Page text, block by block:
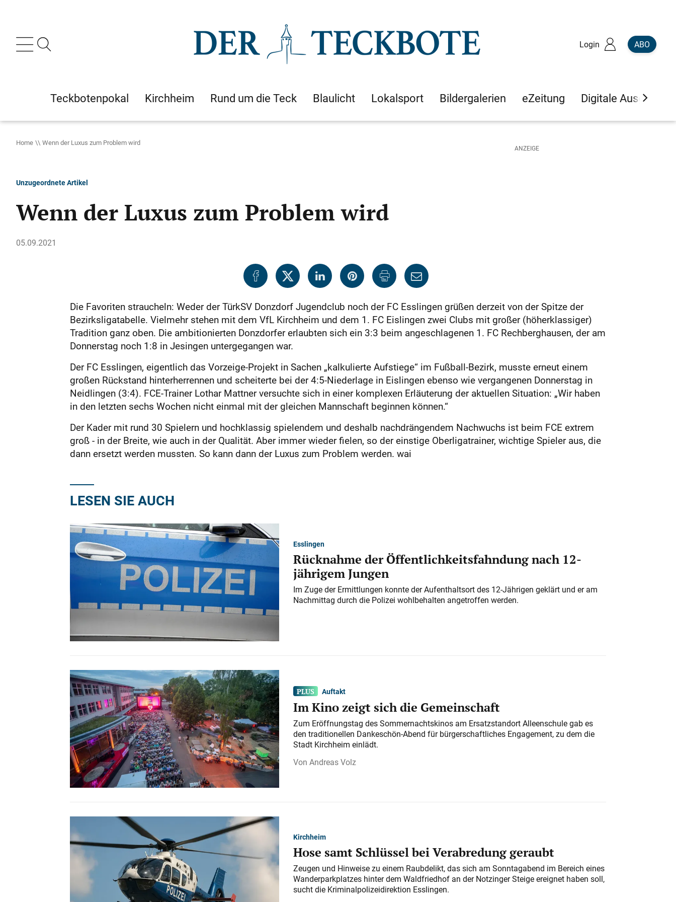
Login ABO
Teckbotenpokal Kirchheim Rund um die Teck Blaulicht Lokalsport Bildergalerien eZeitung Digitale Ausgaben
Home Wenn der Luxus zum Problem wird
Unzugeordnete Artikel
Wenn der Luxus zum Problem wird
05.09.2021
Die Favoriten straucheln: Weder der TürkSV Donzdorf Jugendclub noch der FC Esslingen grüßen derzeit von der Spitze der
Bezirksligatabelle. Vielmehr stehen mit dem VfL Kirchheim und dem 1. FC Eislingen zwei Clubs mit großer (höherklassiger)
Tradition ganz oben. Die ambitionierten Donzdorfer erlaubten sich ein 3:3 beim angeschlagenen 1. FC Rechberghausen, der am
Donnerstag noch 1:8 in Jesingen untergegangen war.
Der FC Esslingen, eigentlich das Vorzeige-Projekt in Sachen „kalkulierte Aufstiege“ im Fußball-Bezirk, musste erneut einem
großen Rückstand hinterherrennen und scheiterte bei der 4:5-Niederlage in Eislingen ebenso wie vergangenen Donnerstag in
Neidlingen (3:4). FCE-Trainer Lothar Mattner versuchte sich in einer komplexen Erläuterung der aktuellen Situation: „Wir haben
in den letzten sechs Wochen nicht einmal mit der gleichen Mannschaft beginnen können.“
Der Kader mit rund 30 Spielern und hochklassig spielendem und deshalb nachdrängendem Nachwuchs ist beim FCE extrem
groß - in der Breite, wie auch in der Qualität. Aber immer wieder fielen, so der einstige Oberligatrainer, wichtige Spieler aus, die
dann ersetzt werden mussten. So kann dann der Luxus zum Problem werden. wai
LESEN SIE AUCH
Esslingen
Rücknahme der Öffentlichkeitsfahndung nach 12-
jährigem Jungen
Im Zuge der Ermittlungen konnte der Aufenthaltsort des 12-Jährigen geklärt und er am
Nachmittag durch die Polizei wohlbehalten angetroffen werden.
Auftakt
Im Kino zeigt sich die Gemeinschaft
Zum Eröffnungstag des Sommernachtskinos am Ersatzstandort Alleenschule gab es
den traditionellen Dankeschön-Abend für bürgerschaftliches Engagement, zu dem die
Stadt Kirchheim einlädt.
Andreas Volz
Kirchheim
Hose samt Schlüssel bei Verabredung geraubt
Zeugen und Hinweise zu einem Raubdelikt, das sich am Sonntagabend im Bereich eines
Wanderparkplatzes hinter dem Waldfriedhof an der Notzinger Steige ereignet haben soll,
sucht die Kriminalpolizeidirektion Esslingen.